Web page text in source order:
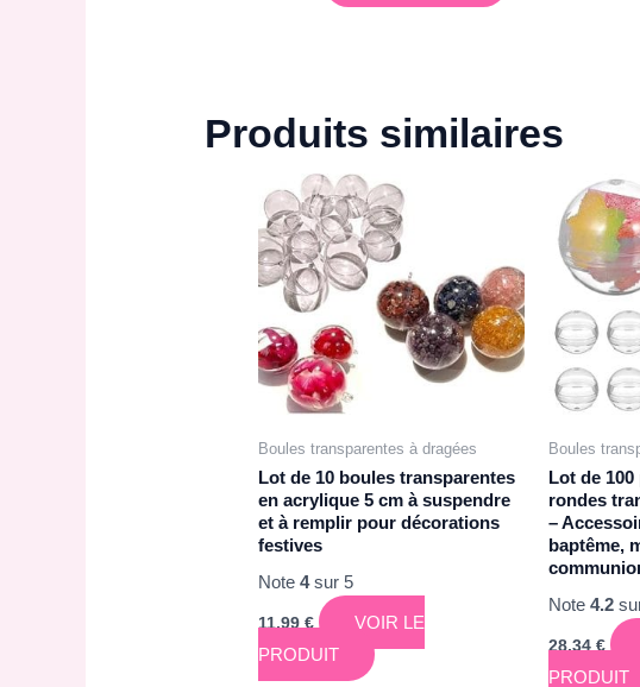
Produits similaires
Boules transparentes à dragées
Lot de 10 boules transparentes
en acrylique 5 cm à suspendre
et à remplir pour décorations
festives
Note4sur 5
11,99€
VOIR LE
PRODUIT
Boules
Lot de
rondes
–
baptême,
Note 4.2
28,34€
PRODUIT